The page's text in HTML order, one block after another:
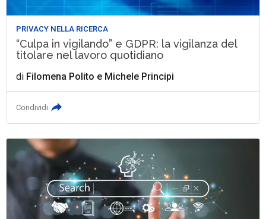
PRIVACY NELLA RICERCA
“Culpa in vigilando” e GDPR: la vigilanza del
titolare nel lavoro quotidiano
di Filomena Polito e Michele Principi
Condividi